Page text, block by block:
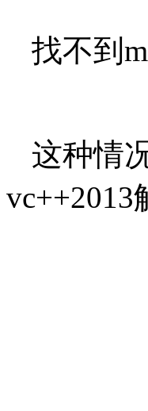
找不到
这种情
vc++2013